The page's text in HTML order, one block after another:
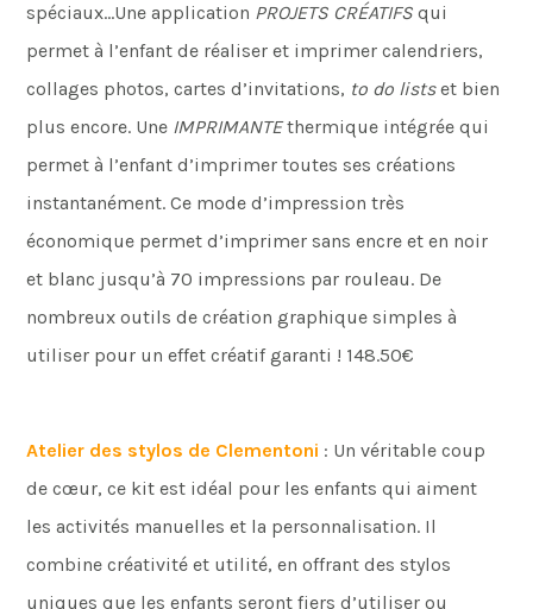
spéciaux…Une application PROJETS CRÉATIFS qui
permet à l’enfant de réaliser et imprimer calendriers,
collages photos, cartes d’invitations, to do listset bien
plus encore. Une IMPRIMANTEthermique intégrée qui
permet à l’enfant d’imprimer toutes ses créations
instantanément. Ce mode d’impression très
économique permet d’imprimer sans encre et en noir
et blanc jusqu’à 70 impressions par rouleau. De
nombreux outils de création graphique simples à
utiliser pour un effet créatif garanti ! 148.50€
Atelier des stylos de Clementoni : Un véritable coup
de cœur, ce kit est idéal pour les enfants qui aiment
les activités manuelles et la personnalisation. Il
combine créativité et utilité, en offrant des stylos
uniques que les enfants seront fiers d’utiliser ou